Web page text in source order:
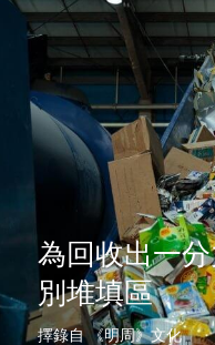
再生紙品
家居用品
零售點 Retailers
喵坊網店
喵坊服務
MilCycle
喵巴士回收車
參觀喵坊
簡介
報名
學校合作
綠色教育
學校回收計
交通方法
ABOUT 喵坊
最新消息
我們的使命
聯絡我們
常見問題
為回收出一
別堆填區
擇錄自 《明周》文化